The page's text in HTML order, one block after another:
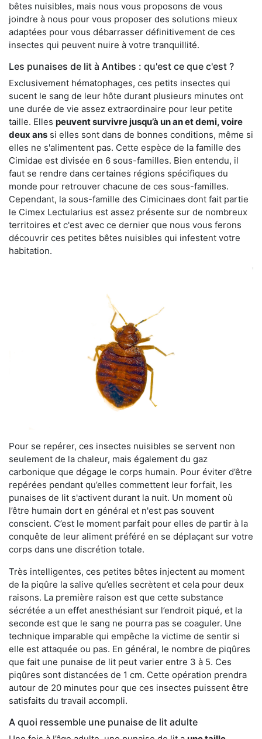
bêtes nuisibles, mais nous vous proposons de vous
joindre à nous pour vous proposer des solutions mieux
adaptées pour vous débarrasser définitivement de ces
insectes qui peuvent nuire à votre tranquillité.
Les punaises de lit à Antibes : qu'est ce que c'est ?
Exclusivement hématophages, ces petits insectes qui
sucent le sang de leur hôte durant plusieurs minutes ont
une durée de vie assez extraordinaire pour leur petite
taille. Elles peuvent survivre jusqu’à un an et demi, voire
deux ans si elles sont dans de bonnes conditions, même si
elles ne s'alimentent pas. Cette espèce de la famille des
Cimidae est divisée en 6 sous-familles. Bien entendu, il
faut se rendre dans certaines régions spécifiques du
monde pour retrouver chacune de ces sous-familles.
Cependant, la sous-famille des Cimicinaes dont fait partie
le Cimex Lectularius est assez présente sur de nombreux
territoires et c'est avec ce dernier que nous vous ferons
découvrir ces petites bêtes nuisibles qui infestent votre
habitation.
Pour se repérer, ces insectes nuisibles se servent non
seulement de la chaleur, mais également du gaz
carbonique que dégage le corps humain. Pour éviter d’être
repérées pendant qu’elles commettent leur forfait, les
punaises de lit s'activent durant la nuit. Un moment où
l’être humain dort en général et n'est pas souvent
conscient. C’est le moment parfait pour elles de partir à la
conquête de leur aliment préféré en se déplaçant sur votre
corps dans une discrétion totale.
Très intelligentes, ces petites bêtes injectent au moment
de la piqûre la salive qu’elles secrètent et cela pour deux
raisons. La première raison est que cette substance
sécrétée a un effet anesthésiant sur l’endroit piqué, et la
seconde est que le sang ne pourra pas se coaguler. Une
technique imparable qui empêche la victime de sentir si
elle est attaquée ou pas. En général, le nombre de piqûres
que fait une punaise de lit peut varier entre 3 à 5. Ces
piqûres sont distancées de 1 cm. Cette opération prendra
autour de 20 minutes pour que ces insectes puissent être
satisfaits du travail accompli.
A quoi ressemble une punaise de lit adulte